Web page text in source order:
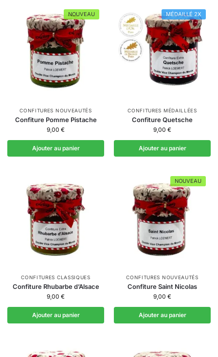
NOUVEAU
CONFITURES NOUVEAUTÉS
Confiture Pomme Pistache
9,00 €
Ajouter au panier
MÉDAILLÉ 2X
CONFITURES MÉDAILLÉES
Confiture Quetsche
9,00 €
Ajouter au panier
CONFITURES CLASSIQUES
Confiture Rhubarbe d’Alsace
9,00 €
Ajouter au panier
NOUVEAU
CONFITURES NOUVEAUTÉS
Confiture Saint Nicolas
9,00 €
Ajouter au panier